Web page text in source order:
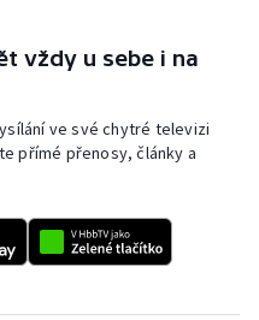
vždy u sebe i na
ve své chytré televizi
přímé přenosy, články a